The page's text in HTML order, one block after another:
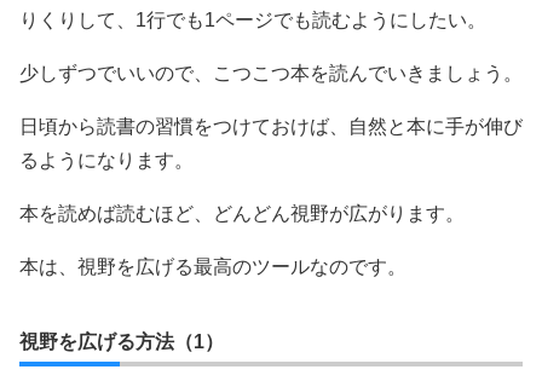
りくりして、1行でも1ページでも読むようにしたい。
少しずつでいいので、こつこつ本を読んでいきましょう。
日頃から読書の習慣をつけておけば、自然と本に手が伸び
るようになります。
本を読めば読むほど、どんどん視野が広がります。
本は、視野を広げる最高のツールなのです。
視野を広げる方法（1）